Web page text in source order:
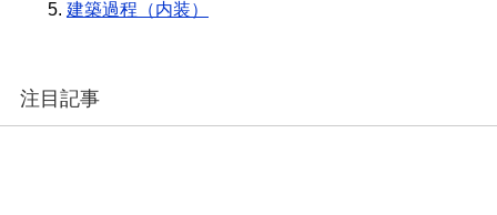
建築過程（内装）
注目記事